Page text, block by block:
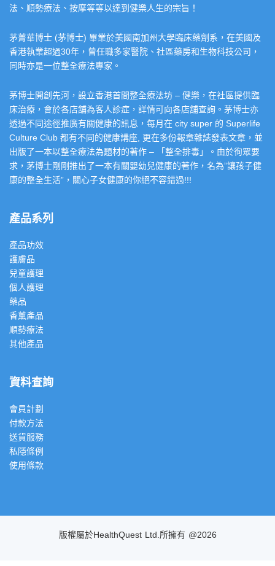
法、順勢療法、按摩等等以達到健樂人生的宗旨！
茅菁華博士 (茅博士) 畢業於美國南加州大學臨床藥劑系，在美國及
香港執業超過30年，曾任職多家醫院、社區藥房和生物科技公司，
同時亦是一位整全療法專家。
茅博士開創先河，設立香港首間整全療法坊 – 健樂，在社區提供臨
床治療，會於各店舖為客人診症，詳情可向各店舖查詢。茅博士亦
透過不同途徑推廣有關健康的訊息，每月在 city super 的 Superlife
Culture Club 都有不同的健康講座, 更在多份報章雜誌發表文章，並
出版了一本以整全療法為題材的著作 – 「整全排毒」。由於徇眾要
求，茅博士剛剛推出了一本有關嬰幼兒健康的著作，名為”讓孩子健
康的整全生活”，關心子女健康的你絕不容錯過!!!
產品系列
產品功效
護膚品
兒童護理
個人護理
藥品
香薰產品
順勢療法
其他產品
資料查詢
會員計劃
付款方法
送貨服務
私隱條例
使用條款
版權屬於HealthQuest Ltd.所擁有 @2026